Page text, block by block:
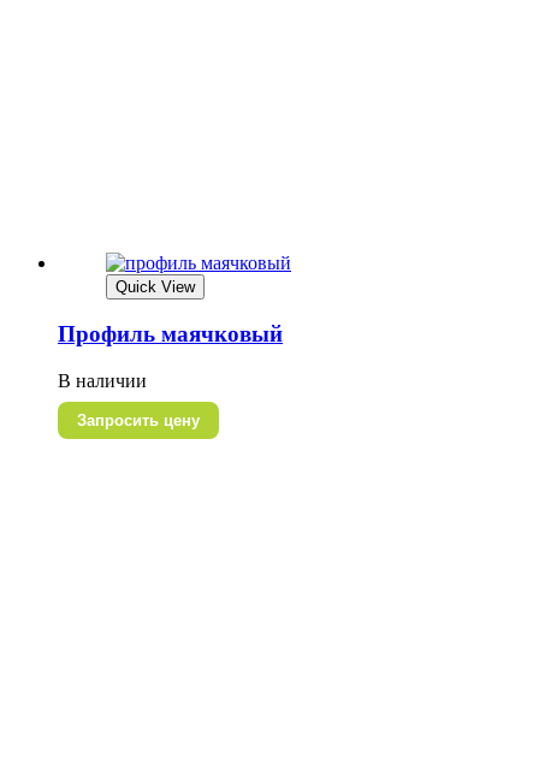
Quick View
Профиль маячковый
В наличии
Запросить цену